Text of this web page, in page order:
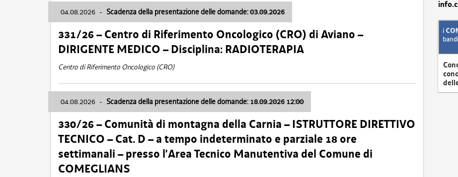
04.08.2026 - Scadenza della presentazione delle domande: 03.09.2026
331/26 – Centro di Riferimento Oncologico (CRO) di Aviano –
DIRIGENTE MEDICO – Disciplina: RADIOTERAPIA
Centro di Riferimento Oncologico (CRO)
04.08.2026 - Scadenza della presentazione delle domande: 18.09.2026 12:00
330/26 – Comunità di montagna della Carnia – ISTRUTTORE DIRETTIVO
TECNICO – Cat. D – a tempo indeterminato e parziale 18 ore
settimanali – presso l’Area Tecnico Manutentiva del Comune di
COMEGLIANS